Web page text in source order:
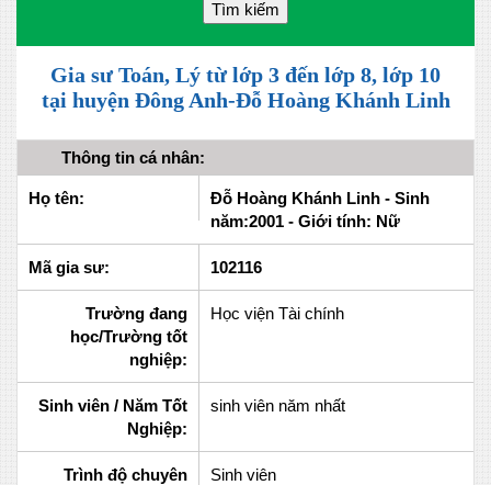
Gia sư Toán, Lý từ lớp 3 đến lớp 8, lớp 10
tại huyện Đông Anh-Đỗ Hoàng Khánh Linh
Thông tin cá nhân:
Họ tên:
Đỗ Hoàng Khánh Linh - Sinh
năm:2001 - Giới tính: Nữ
Mã gia sư: 102116
Trường đang
học/Trường tốt
nghiệp:
Học viện Tài chính
Sinh viên / Năm Tốt
Nghiệp:
sinh viên năm nhất
Trình độ chuyên
Sinh viên